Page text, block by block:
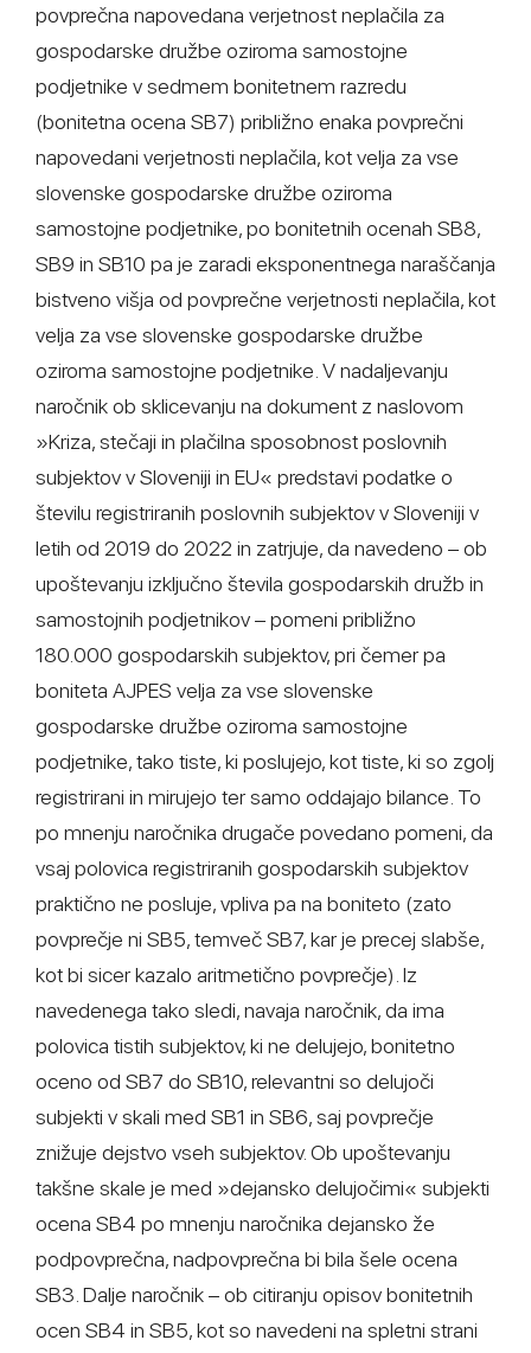
povprečna napovedana verjetnost neplačila za
gospodarske družbe oziroma samostojne
podjetnike v sedmem bonitetnem razredu
(bonitetna ocena SB7) približno enaka povprečni
napovedani verjetnosti neplačila, kot velja za vse
slovenske gospodarske družbe oziroma
samostojne podjetnike, po bonitetnih ocenah SB8,
SB9 in SB10 pa je zaradi eksponentnega naraščanja
bistveno višja od povprečne verjetnosti neplačila, kot
velja za vse slovenske gospodarske družbe
oziroma samostojne podjetnike. V nadaljevanju
naročnik ob sklicevanju na dokument z naslovom
»Kriza, stečaji in plačilna sposobnost poslovnih
subjektov v Sloveniji in EU« predstavi podatke o
številu registriranih poslovnih subjektov v Sloveniji v
letih od 2019 do 2022 in zatrjuje, da navedeno – ob
upoštevanju izključno števila gospodarskih družb in
samostojnih podjetnikov – pomeni približno
180.000 gospodarskih subjektov, pri čemer pa
boniteta AJPES velja za vse slovenske
gospodarske družbe oziroma samostojne
podjetnike, tako tiste, ki poslujejo, kot tiste, ki so zgolj
registrirani in mirujejo ter samo oddajajo bilance. To
po mnenju naročnika drugače povedano pomeni, da
vsaj polovica registriranih gospodarskih subjektov
praktično ne posluje, vpliva pa na boniteto (zato
povprečje ni SB5, temveč SB7, kar je precej slabše,
kot bi sicer kazalo aritmetično povprečje). Iz
navedenega tako sledi, navaja naročnik, da ima
polovica tistih subjektov, ki ne delujejo, bonitetno
oceno od SB7 do SB10, relevantni so delujoči
subjekti v skali med SB1 in SB6, saj povprečje
znižuje dejstvo vseh subjektov. Ob upoštevanju
takšne skale je med »dejansko delujočimi« subjekti
ocena SB4 po mnenju naročnika dejansko že
podpovprečna, nadpovprečna bi bila šele ocena
SB3. Dalje naročnik – ob citiranju opisov bonitetnih
ocen SB4 in SB5, kot so navedeni na spletni strani